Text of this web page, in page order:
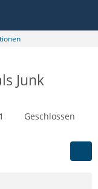
Junk
Geschlossen